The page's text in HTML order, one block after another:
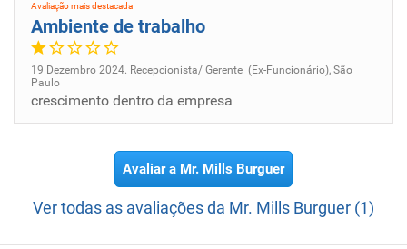
Avaliação mais destacada
Ambiente de trabalho
19 Dezembro 2024. Recepcionista/ Gerente (Ex-Funcionário), São
Paulo
crescimento dentro da empresa
Avaliar a Mr. Mills Burguer
Ver todas as avaliações da Mr. Mills Burguer (1)